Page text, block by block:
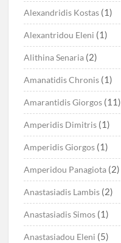
Alexandridis Kostas (1)
Alexantridou Eleni (1)
Alithina Senaria (2)
Amanatidis Chronis (1)
Amarantidis Giorgos (11)
Amperidis Dimitris (1)
Amperidis Giorgos (1)
Amperidou Panagiota (2)
Anastasiadis Lambis (2)
Anastasiadis Simos (1)
Anastasiadou Eleni (5)